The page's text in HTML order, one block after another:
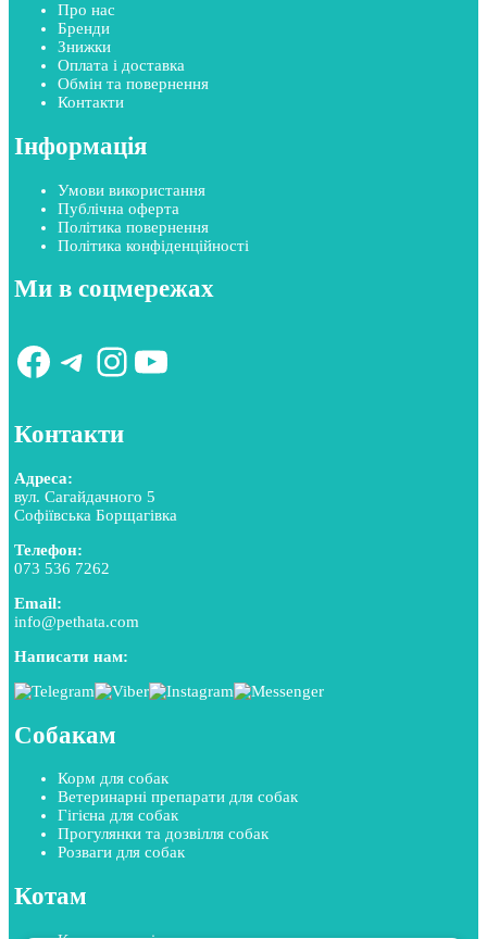
Про нас
Бренди
Знижки
Оплата і доставка
Обмін та повернення
Контакти
Інформація
Умови використання
Публічна оферта
Політика повернення
Політика конфіденційності
Ми в соцмережах
Facebook
Telegram
Instagram
YouTube
Контакти
Адреса:
вул. Сагайдачного 5
Софіївська Борщагівка
Телефон:
073 536 7262
Email:
info@pethata.com
Написати нам:
Собакам
Корм для собак
Ветеринарні препарати для собак
Гігієна для собак
Прогулянки та дозвілля собак
Розваги для собак
Котам